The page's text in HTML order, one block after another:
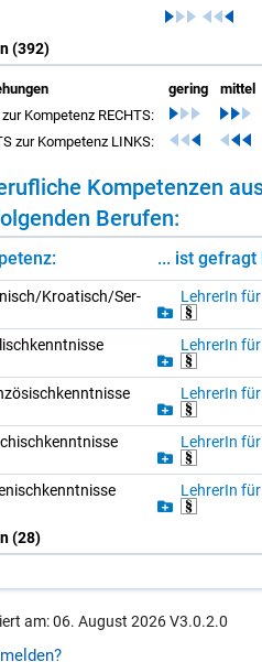
(392)
gering mittel
Kompetenz RECHTS:
zur Kompetenz LINKS:
Kom­pe­ten­zen
Be­ru­fen:
... ist gefragt
​Kroa­tisch/​Ser­
Leh­re­rIn
Leh­re­rIn
Leh­re­rIn
Leh­re­rIn
Leh­re­rIn
(28)
am: 06. August 2026 V3.0.2.0